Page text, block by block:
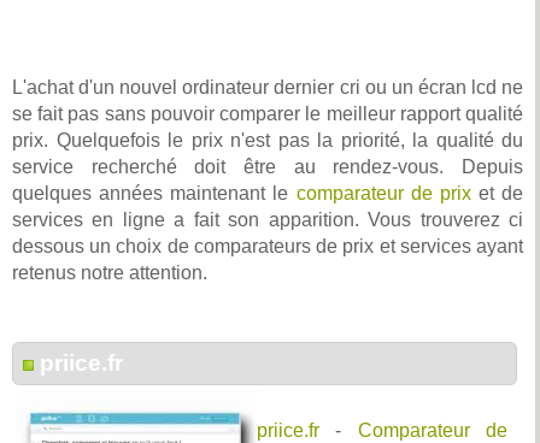
L'achat d'un nouvel ordinateur dernier cri ou un écran lcd ne
se fait pas sans pouvoir comparer le meilleur rapport qualité
prix. Quelquefois le prix n'est pas la priorité, la qualité du
service recherché doit être au rendez-vous. Depuis
quelques années maintenant le comparateur de prixet de
services en ligne a fait son apparition. Vous trouverez ci
dessous un choix de comparateurs de prix et services ayant
retenus notre attention.
priice.fr
priice.fr - Comparateur de